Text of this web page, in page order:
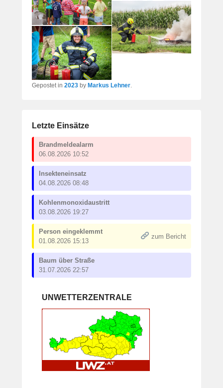
Gepostet in 2023 by Markus Lehner.
Letzte Einsätze
Brandmeldealarm
06.08.2026 10:52
Insekteneinsatz
04.08.2026 08:48
Kohlenmonoxidaustritt
03.08.2026 19:27
Person eingeklemmt
01.08.2026 15:13
zum Bericht
Baum über Straße
31.07.2026 22:57
UNWETTERZENTRALE